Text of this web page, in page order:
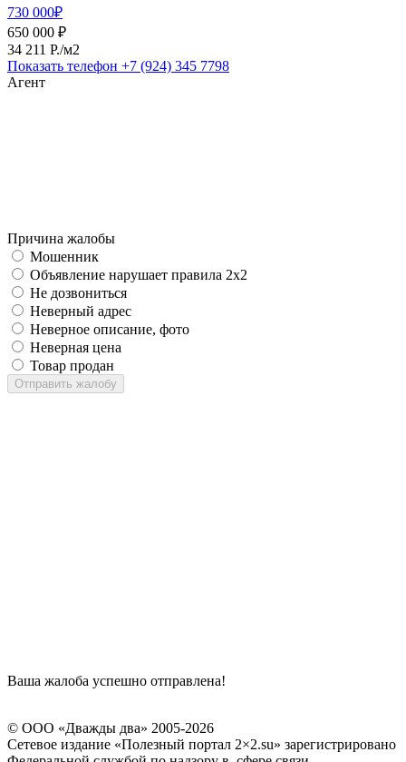
730 000₽
650 000 ₽
34 211 P./м2
Показать телефон +7 (924) 345 7798
Агент
Причина жалобы
Мошенник
Объявление нарушает правила 2x2
Не дозвониться
Неверный адрес
Неверное описание, фото
Неверная цена
Товар продан
Отправить жалобу
Ваша жалоба успешно отправлена!
© ООО «Дважды два» 2005-2026
Сетевое издание «Полезный портал 2×2.su» зарегистрировано